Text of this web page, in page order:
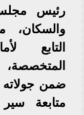
رئيس
والسكان،
التابع
ضمن جولاته
متابعة